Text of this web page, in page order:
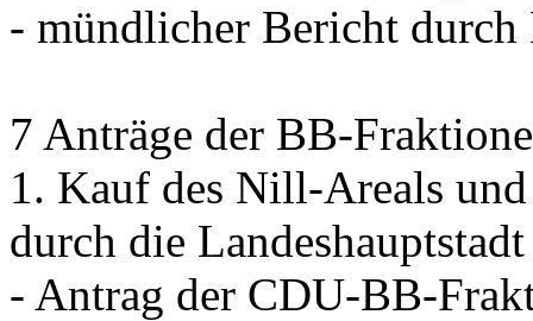
- mündlicher Bericht
7 Anträge der BB-
1. Kauf des Nill-Areals
durch die
- Antrag der CDU-BB-